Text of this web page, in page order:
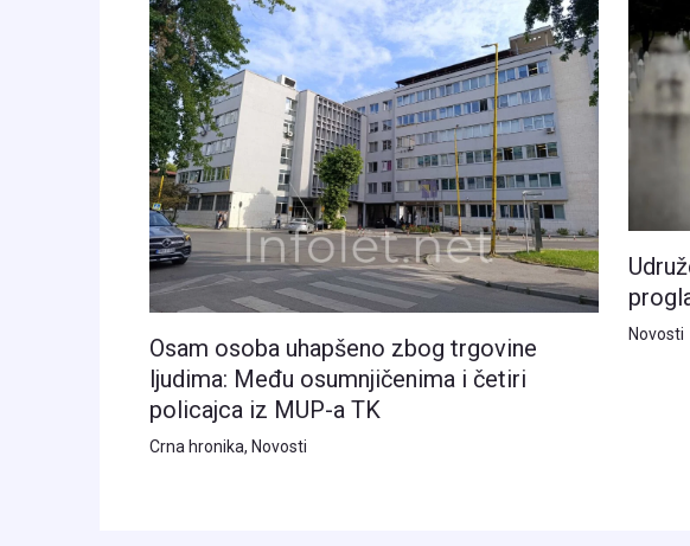
Osam osoba uhapšeno zbog trgovine
ljudima: Među osumnjičenima i četiri
policajca iz MUP-a TK
Crna hronika, Novosti
Novosti